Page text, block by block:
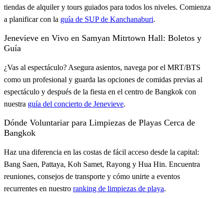
tiendas de alquiler y tours guiados para todos los niveles. Comienza
a planificar con la guía de SUP de Kanchanaburi.
Jenevieve en Vivo en Samyan Mitrtown Hall: Boletos y
Guía
¿Vas al espectáculo? Asegura asientos, navega por el MRT/BTS
como un profesional y guarda las opciones de comidas previas al
espectáculo y después de la fiesta en el centro de Bangkok con
nuestra guía del concierto de Jenevieve.
Dónde Voluntariar para Limpiezas de Playas Cerca de
Bangkok
Haz una diferencia en las costas de fácil acceso desde la capital:
Bang Saen, Pattaya, Koh Samet, Rayong y Hua Hin. Encuentra
reuniones, consejos de transporte y cómo unirte a eventos
recurrentes en nuestro ranking de limpiezas de playa.